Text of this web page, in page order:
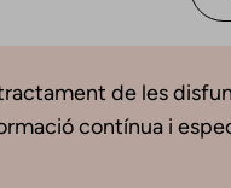
de les
contínua i